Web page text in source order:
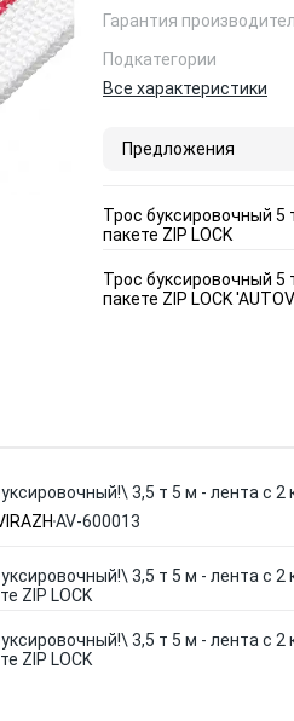
Гарантия
Подкатегории
Все характеристики
Предложения
Трос буксировочный 5
пакете ZIP LOCK
Трос буксировочный 5
пакете ZIP LOCK
3,5 т 5 м - лента с 2
AV-600013
3,5 т 5 м - лента с 2
ZIP LOCK
3,5 т 5 м - лента с 2
ZIP LOCK